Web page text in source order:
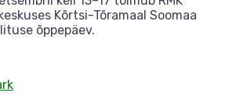
Kõrtsi-Tõramaal Soomaa
õppepäev.